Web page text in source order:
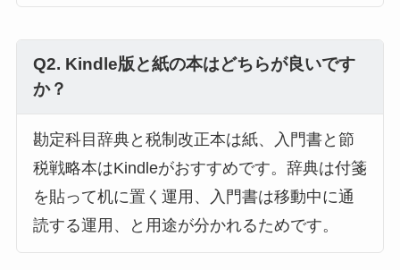
Q2. Kindle版と紙の本はどちらが良いです
か？
勘定科目辞典と税制改正本は紙、入門書と節
税戦略本はKindleがおすすめです。辞典は付箋
を貼って机に置く運用、入門書は移動中に通
読する運用、と用途が分かれるためです。